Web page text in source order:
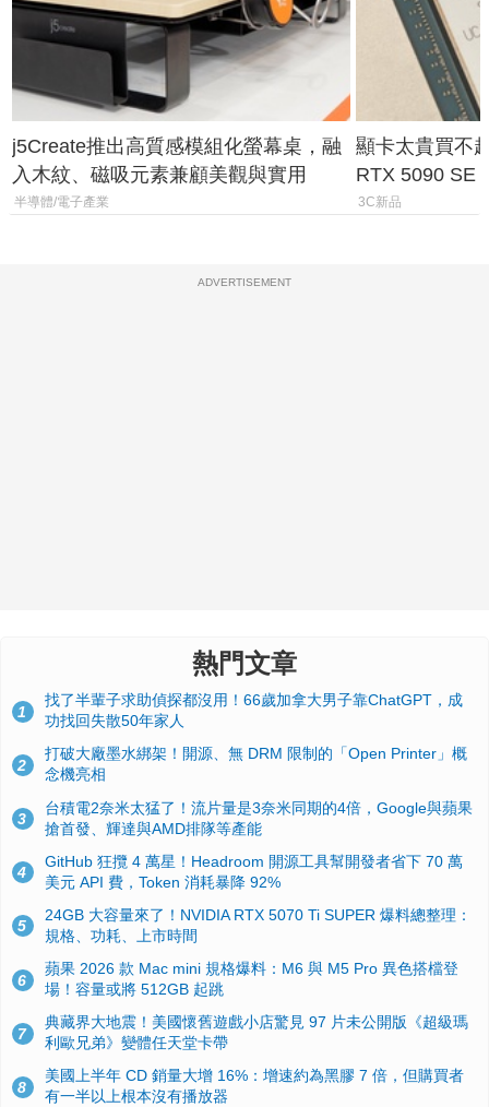
j5Create推出高質感模組化螢幕桌，融
入木紋、磁吸元素兼顧美觀與實用
半導體/電子產業
顯卡太貴買不
RTX 5090 SE
體
3C新品
ADVERTISEMENT
熱門文章
1
找了半輩子求助偵探都沒用！66歲加拿大男子靠ChatGPT，成
功找回失散50年家人
2
打破大廠墨水綁架！開源、無 DRM 限制的「Open Printer」概
念機亮相
3
台積電2奈米太猛了！流片量是3奈米同期的4倍，Google與蘋果
搶首發、輝達與AMD排隊等產能
4
GitHub 狂攬 4 萬星！Headroom 開源工具幫開發者省下 70 萬
美元 API 費，Token 消耗暴降 92%
5
24GB 大容量來了！NVIDIA RTX 5070 Ti SUPER 爆料總整理：
規格、功耗、上市時間
6
蘋果 2026 款 Mac mini 規格爆料：M6 與 M5 Pro 異色搭檔登
場！容量或將 512GB 起跳
7
典藏界大地震！美國懷舊遊戲小店驚見 97 片未公開版《超級瑪
利歐兄弟》變體任天堂卡帶
8
美國上半年 CD 銷量大增 16%：增速約為黑膠 7 倍，但購買者
有一半以上根本沒有播放器